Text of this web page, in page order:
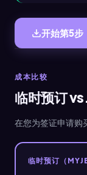
开始第5步
成本比较
临时预订
在您为签证申请购
临时预订（